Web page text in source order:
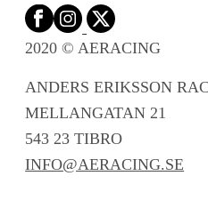
2020 © AERACING
ANDERS ERIKSSON
MELLANGATAN 21
543 23 TIBRO
INFO@AERACING.SE